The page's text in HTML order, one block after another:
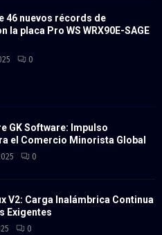
46 nuevos récords de
la placa Pro WS WRX90E-SAGE
0
GK Software: Impulso
el Comercio Minorista Global
0
V2: Carga Inalámbrica Continua
Exigentes
0